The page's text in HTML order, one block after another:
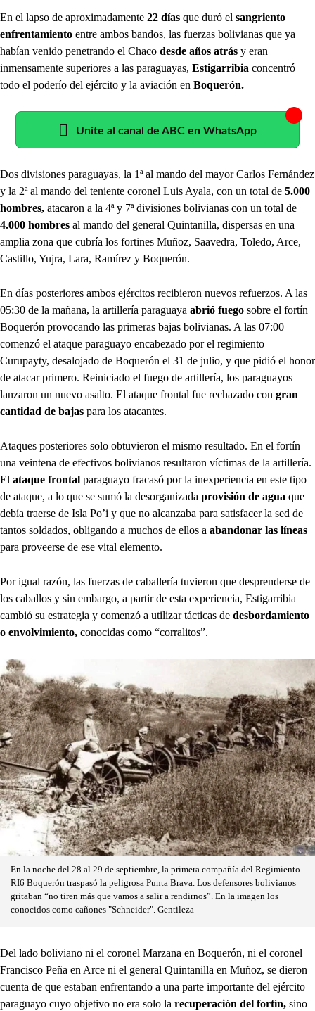
En el lapso de aproximadamente 22 días que duró el sangriento
enfrentamiento entre ambos bandos, las fuerzas bolivianas que ya
habían venido penetrando el Chaco desde años atrás y eran
inmensamente superiores a las paraguayas, Estigarribia concentró
todo el poderío del ejército y la aviación en Boquerón.
Unite al canal de ABC en WhatsApp
Dos divisiones paraguayas, la 1ª al mando del mayor Carlos Fernández
y la 2ª al mando del teniente coronel Luis Ayala, con un total de 5.000
hombres, atacaron a la 4ª y 7ª divisiones bolivianas con un total de
4.000 hombres al mando del general Quintanilla, dispersas en una
amplia zona que cubría los fortines Muñoz, Saavedra, Toledo, Arce,
Castillo, Yujra, Lara, Ramírez y Boquerón.
En días posteriores ambos ejércitos recibieron nuevos refuerzos. A las
05:30 de la mañana, la artillería paraguaya abrió fuego sobre el fortín
Boquerón provocando las primeras bajas bolivianas. A las 07:00
comenzó el ataque paraguayo encabezado por el regimiento
Curupayty, desalojado de Boquerón el 31 de julio, y que pidió el honor
de atacar primero. Reiniciado el fuego de artillería, los paraguayos
lanzaron un nuevo asalto. El ataque frontal fue rechazado con gran
cantidad de bajas para los atacantes.
Ataques posteriores solo obtuvieron el mismo resultado. En el fortín
una veintena de efectivos bolivianos resultaron víctimas de la artillería.
El ataque frontal paraguayo fracasó por la inexperiencia en este tipo
de ataque, a lo que se sumó la desorganizada provisión de agua que
debía traerse de Isla Po’i y que no alcanzaba para satisfacer la sed de
tantos soldados, obligando a muchos de ellos a abandonar las líneas
para proveerse de ese vital elemento.
Por igual razón, las fuerzas de caballería tuvieron que desprenderse de
los caballos y sin embargo, a partir de esta experiencia, Estigarribia
cambió su estrategia y comenzó a utilizar tácticas de desbordamiento
o envolvimiento, conocidas como “corralitos”.
En la noche del 28 al 29 de septiembre, la primera compañía del Regimiento
RI6 Boquerón traspasó la peligrosa Punta Brava. Los defensores bolivianos
gritaban “no tiren más que vamos a salir a rendirnos”. En la imagen los
conocidos como cañones "Schneider". Gentileza
Del lado boliviano ni el coronel Marzana en Boquerón, ni el coronel
Francisco Peña en Arce ni el general Quintanilla en Muñoz, se dieron
cuenta de que estaban enfrentando a una parte importante del ejército
paraguayo cuyo objetivo no era solo la recuperación del fortín, sino